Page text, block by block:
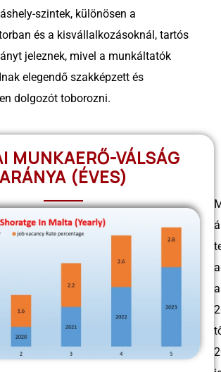
szintek, különösen a
és a kisvállalkozásoknál, tartós
jeleznek, mivel a munkáltatók
elegendő szakképzett és
dolgozót toborozni.
MUNKAERŐ-VÁLSÁG
ARÁNYA (ÉVES)